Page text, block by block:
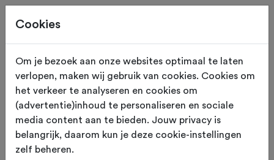
Beoordeling toevoegen voor:
Hollands Limes Classic 2024 - 21-
9-2024
Je beoordeling helpt andere sportieve fietsers op
weg. Bedankt!
Cookies
Om je bezoek aan onze websites optimaal te laten
verlopen, maken wij gebruik van cookies. Cookies om
het verkeer te analyseren en cookies om
(advertentie)inhoud te personaliseren en sociale
media content aan te bieden. Jouw privacy is
belangrijk, daarom kun je deze cookie-instellingen
zelf beheren.